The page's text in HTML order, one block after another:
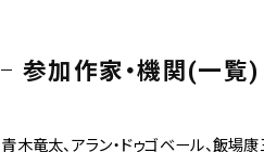
参加作家・機関(一覧)
青木竜太、アラン・ドゥゴベール、飯場